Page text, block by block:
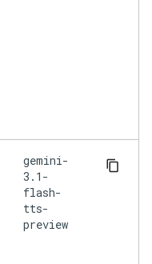
gemini-
3.1-
flash-
tts-
preview